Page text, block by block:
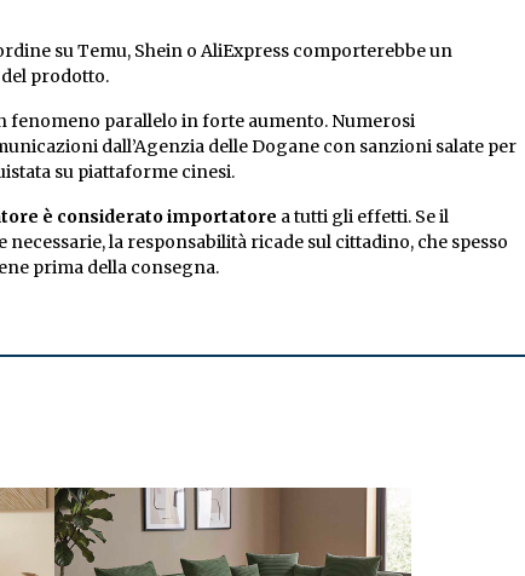
su Temu, Shein o AliExpress comporterebbe un
prodotto.
fenomeno parallelo in forte aumento. Numerosi
dall’Agenzia delle Dogane con sanzioni salate per
su piattaforme cinesi.
è considerato importatore a tutti gli effetti. Se il
la responsabilità ricade sul cittadino, che spesso
prima della consegna.